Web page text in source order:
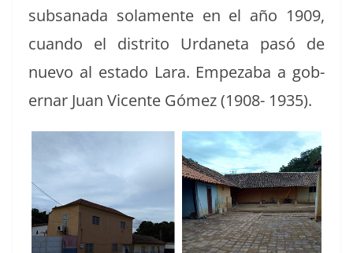
sub­sana­da sola­mente en el año 1909,
cuan­do el dis­tri­to Urdane­ta pasó de
nue­vo al esta­do Lara. Empez­a­ba a gob­
ernar Juan Vicente Gómez (1908- 1935).